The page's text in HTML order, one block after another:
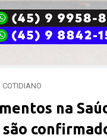
COTIDIANO
na